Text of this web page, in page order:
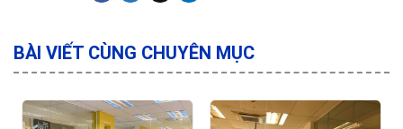
BÀI VIẾT CÙNG CHUYÊN MỤC